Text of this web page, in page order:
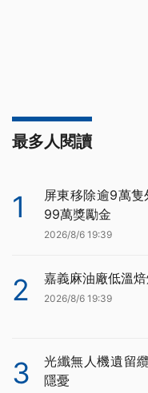
最多人閱讀
1
屏東移除逾9萬
99萬獎勵金
2026/8/6 19:39
2 嘉義麻油廠低溫
2026/8/6 19:39
3
光纖無人機遺留
隱憂